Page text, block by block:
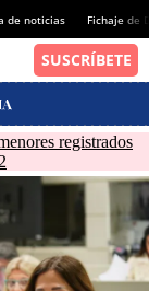
de noticias Fichaje de
registrados